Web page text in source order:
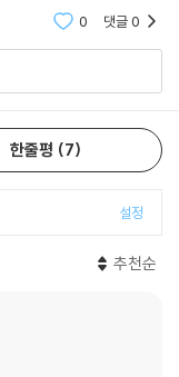
어요 아이들이
0 댓글0
한줄평 7
설정
추천순